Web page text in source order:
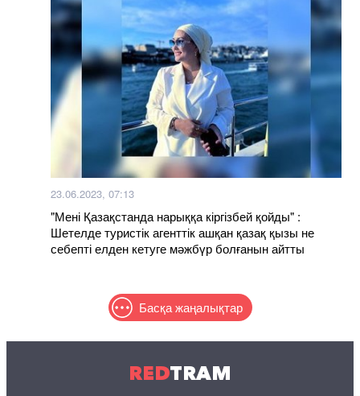
23.06.2023, 07:13
"Мені Қазақстанда нарыққа кіргізбей қойды" :
Шетелде туристік агенттік ашқан қазақ қызы не
себепті елден кетуге мәжбүр болғанын айтты
Басқа жаңалықтар
REDTRAM